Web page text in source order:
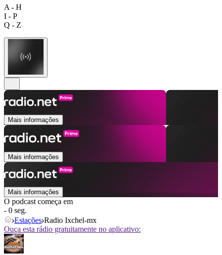
A - H
I - P
Q - Z
Mais informações
Mais informações
Mais informações
O podcast começa em
- 0 seg.
Estações Radio Ixchel-mx
Ouça esta rádio gratuitamente no aplicativo: